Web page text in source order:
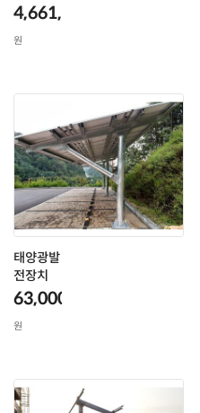
4,661,000
원
태양광발
전장치
63,000,000
원